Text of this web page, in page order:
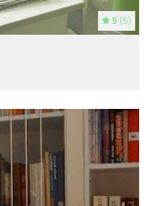
5 (5)